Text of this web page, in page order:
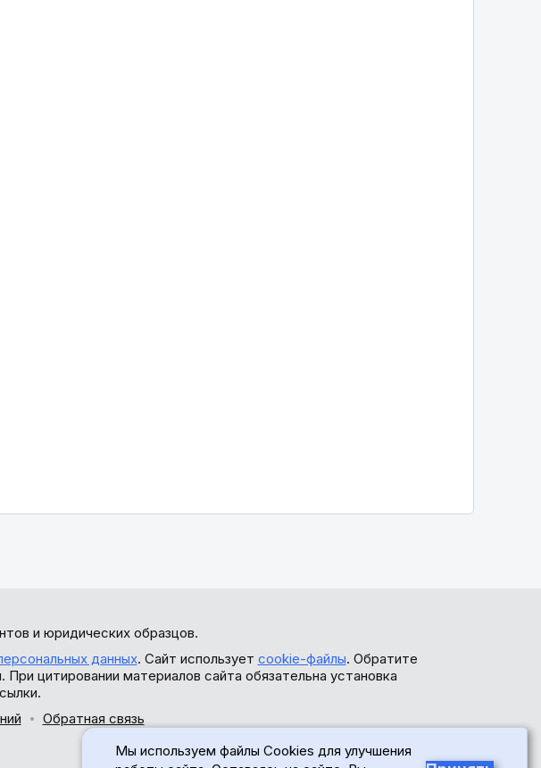
и юридических образцов.
данных. Сайт использует cookie-файлы. Обратите
цитировании материалов сайта обязательна установка
Обратная связь
Мы используем файлы Cookies для улучшения